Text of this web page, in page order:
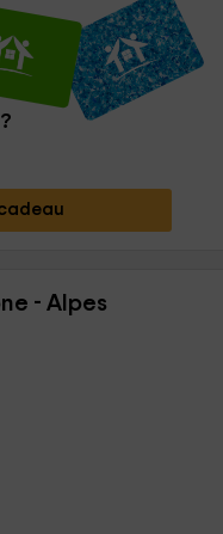
- Alpes